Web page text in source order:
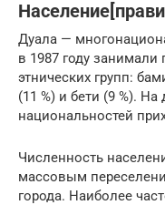
Дуала —
в 1987 году занимали
этнических групп:
(11 %) и бети (9 %).
национальностей
Численность
массовым
города. Наиболее